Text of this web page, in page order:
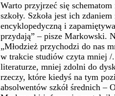
Warto przyjrzeć się
szkoły. Szkoła jest ich
encyklopedyczną i
przydają” – pisze Markowski.
„Młodzież przychodzi do nas
w trakcie studiów czyta mniej
literaturze, mniej zdolni do
rzeczy, które kiedyś na tym
absolwentów szkół średnich –